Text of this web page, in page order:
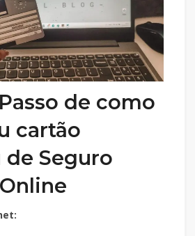
de como
cartão
de Seguro